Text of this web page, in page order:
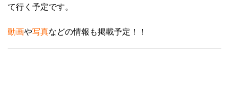
て行く予定です。
動画や写真などの情報も掲載予定！！